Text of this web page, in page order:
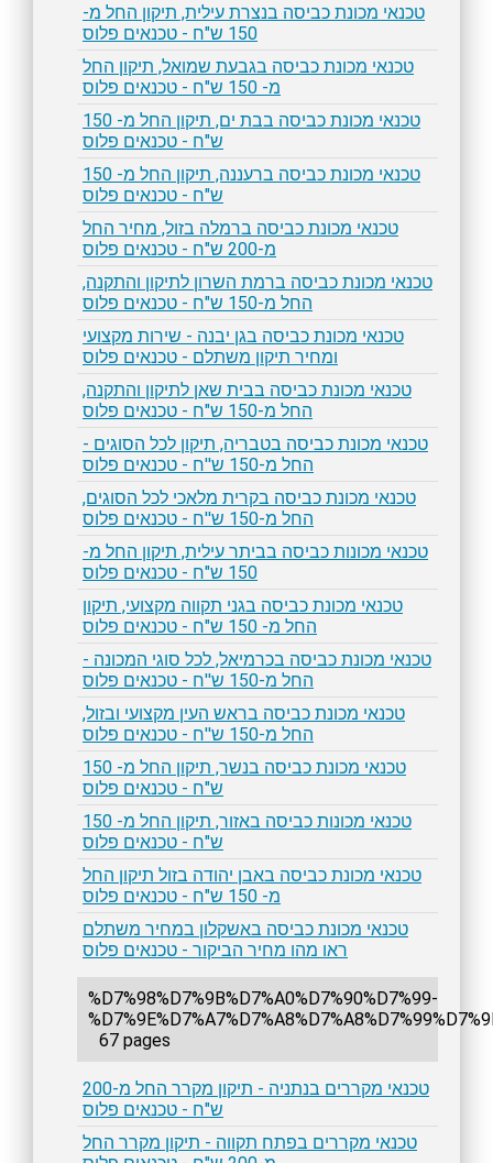
טכנאי מכונת כביסה בנצרת עילית, תיקון החל מ-
150 ש"ח - טכנאים פלוס
טכנאי מכונת כביסה בגבעת שמואל, תיקון החל
מ- 150 ש"ח - טכנאים פלוס
טכנאי מכונת כביסה בבת ים, תיקון החל מ- 150
ש"ח - טכנאים פלוס
טכנאי מכונת כביסה ברעננה, תיקון החל מ- 150
ש"ח - טכנאים פלוס
טכנאי מכונת כביסה ברמלה בזול, מחיר החל
מ-200 ש"ח - טכנאים פלוס
טכנאי מכונת כביסה ברמת השרון לתיקון והתקנה,
החל מ-150 ש"ח - טכנאים פלוס
טכנאי מכונת כביסה בגן יבנה - שירות מקצועי
ומחיר תיקון משתלם - טכנאים פלוס
טכנאי מכונת כביסה בבית שאן לתיקון והתקנה,
החל מ-150 ש"ח - טכנאים פלוס
טכנאי מכונת כביסה בטבריה, תיקון לכל הסוגים -
החל מ-150 ש''ח - טכנאים פלוס
טכנאי מכונת כביסה בקרית מלאכי לכל הסוגים,
החל מ-150 ש''ח - טכנאים פלוס
טכנאי מכונות כביסה בביתר עילית, תיקון החל מ-
150 ש"ח - טכנאים פלוס
טכנאי מכונת כביסה בגני תקווה מקצועי, תיקון
החל מ- 150 ש"ח - טכנאים פלוס
טכנאי מכונת כביסה בכרמיאל, לכל סוגי המכונה -
החל מ-150 ש''ח - טכנאים פלוס
טכנאי מכונת כביסה בראש העין מקצועי ובזול,
החל מ-150 ש''ח - טכנאים פלוס
טכנאי מכונת כביסה בנשר, תיקון החל מ- 150
ש"ח - טכנאים פלוס
טכנאי מכונות כביסה באזור, תיקון החל מ- 150
ש"ח - טכנאים פלוס
טכנאי מכונת כביסה באבן יהודה בזול תיקון החל
מ- 150 ש"ח - טכנאים פלוס
טכנאי מכונת כביסה באשקלון במחיר משתלם
ראו מהו מחיר הביקור - טכנאים פלוס
%D7%98%D7%9B%D7%A0%D7%90%D7%99-
67 pages
טכנאי מקררים בנתניה - תיקון מקרר החל מ-200
ש"ח - טכנאים פלוס
טכנאי מקררים בפתח תקווה - תיקון מקרר החל